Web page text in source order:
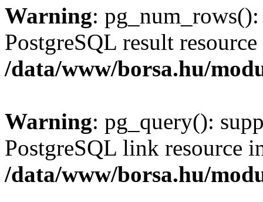
Warning:
PostgreSQL result
/data/www/borsa.hu/
Warning: pg_query():
PostgreSQL link resource
/data/www/borsa.hu/